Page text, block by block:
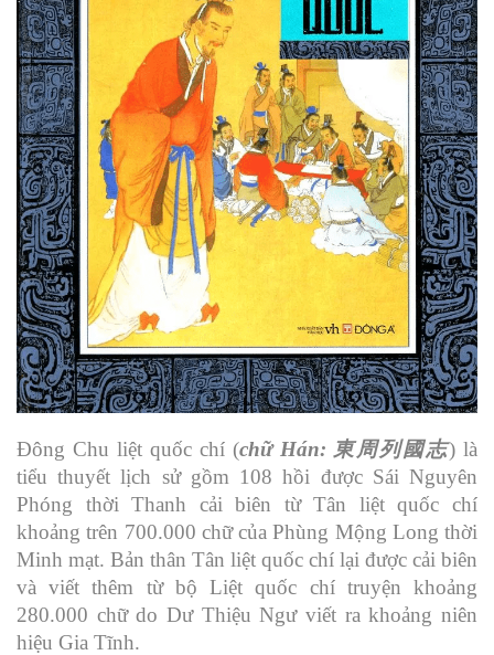
Đông Chu liệt quốc chí (chữ Hán: 東周列國志) là
tiểu thuyết lịch sử gồm 108 hồi được Sái Nguyên
Phóng thời Thanh cải biên từ Tân liệt quốc chí
khoảng trên 700.000 chữ của Phùng Mộng Long thời
Minh mạt. Bản thân Tân liệt quốc chí lại được cải biên
và viết thêm từ bộ Liệt quốc chí truyện khoảng
280.000 chữ do Dư Thiệu Ngư viết ra khoảng niên
hiệu Gia Tĩnh.